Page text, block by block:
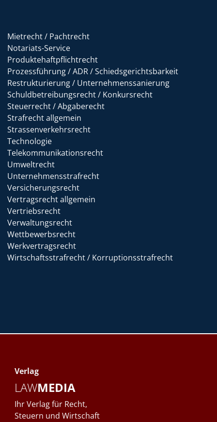
Mietrecht / Pachtrecht
Notariats-Service
Produktehaftpflichtrecht
Prozessführung / ADR / Schiedsgerichtsbarkeit
Restrukturierung / Unternehmenssanierung
Schuldbetreibungsrecht / Konkursrecht
Steuerrecht / Abgaberecht
Strafrecht allgemein
Strassenverkehrsrecht
Technologie
Telekommunikationsrecht
Umweltrecht
Unternehmensstrafrecht
Versicherungsrecht
Vertragsrecht allgemein
Vertriebsrecht
Verwaltungsrecht
Wettbewerbsrecht
Werkvertragsrecht
Wirtschaftsstrafrecht / Korruptionsstrafrecht
Verlag
LAWMEDIA
Ihr Verlag für Recht,
Steuern und Wirtschaft